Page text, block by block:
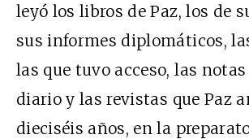
leyó los libros de Paz, los de
sus informes diplomáticos,
las que tuvo acceso, las
diario y las revistas que Paz
dieciséis años, en la